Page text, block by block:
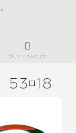
Warenkorb
5318